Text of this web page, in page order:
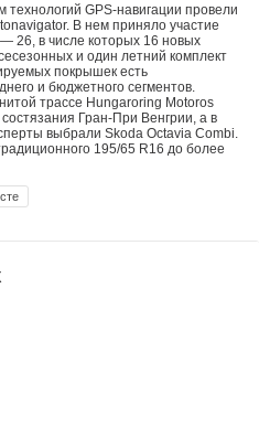
технологий GPS-навигации провели
В нем приняло участие
26, в числе которых 16 новых
и один летний комплект
покрышек есть
и бюджетного сегментов.
трассе Hungaroring Motoros
Гран-При Венгрии, а в
выбрали Skoda Octavia Combi.
195/65 R16 до более